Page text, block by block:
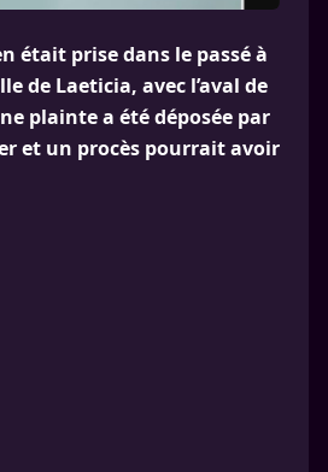
était prise dans le passé à
de Laeticia, avec l’aval de
plainte a été déposée par
et un procès pourrait avoir